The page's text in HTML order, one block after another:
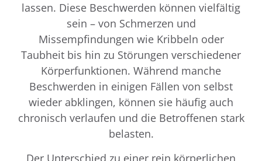
lassen. Diese Beschwerden können vielfältig
sein – von Schmerzen und
Missempfindungen wie Kribbeln oder
Taubheit bis hin zu Störungen verschiedener
Körperfunktionen. Während manche
Beschwerden in einigen Fällen von selbst
wieder abklingen, können sie häufig auch
chronisch verlaufen und die Betroffenen stark
belasten.
Der Unterschied zu einer rein körperlichen